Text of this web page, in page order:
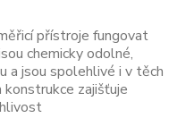
přístroje fungovat
chemicky odolné,
a jsou spolehlivé i v těch
konstrukce zajišťuje